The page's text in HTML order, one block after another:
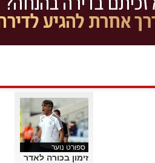
ספורט נוער
זימון בכורה לאדר